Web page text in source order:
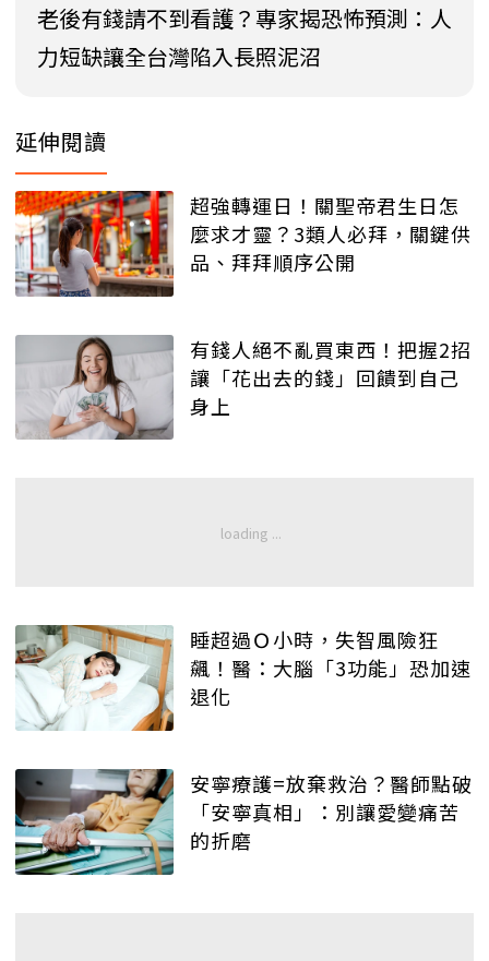
老後有錢請不到看護？專家揭恐怖預測：人
力短缺讓全台灣陷入長照泥沼
延伸閱讀
超強轉運日！關聖帝君生日怎
麼求才靈？3類人必拜，關鍵供
品、拜拜順序公開
有錢人絕不亂買東西！把握2招
讓「花出去的錢」回饋到自己
身上
睡超過Ｏ小時，失智風險狂
飆！醫：大腦「3功能」恐加速
退化
安寧療護=放棄救治？醫師點破
「安寧真相」：別讓愛變痛苦
的折磨